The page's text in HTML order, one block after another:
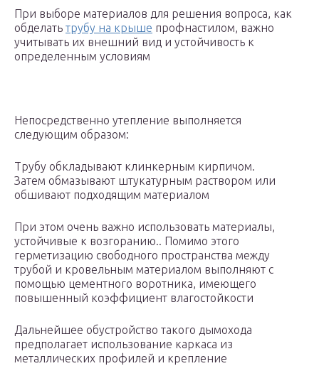
При выборе материалов для решения вопроса, как
обделать трубу на крыше профнастилом, важно
учитывать их внешний вид и устойчивость к
определенным условиям
Непосредственно утепление выполняется
следующим образом:
Трубу обкладывают клинкерным кирпичом.
Затем обмазывают штукатурным раствором или
обшивают подходящим материалом
При этом очень важно использовать материалы,
устойчивые к возгоранию.. Помимо этого
герметизацию свободного пространства между
трубой и кровельным материалом выполняют с
помощью цементного воротника, имеющего
повышенный коэффициент влагостойкости
Дальнейшее обустройство такого дымохода
предполагает использование каркаса из
металлических профилей и крепление